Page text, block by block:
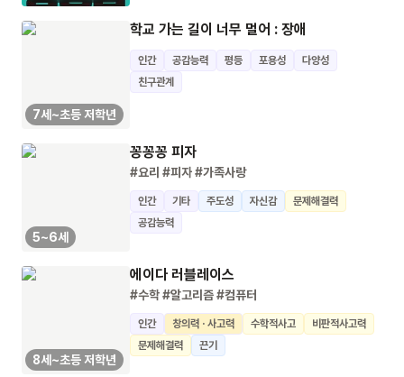
7세~초등 저학년
학교 가는 길이 너무 멀어 : 장애
인간 공감능력 평등 포용성
다양성
친구관계
5~6세
꽁꽁꽁 피자
#요리 #피자#가족사랑
인간 기타 주도성 자신감
문제해결력
공감능력
8세~초등 저학년
에이다 러블레이스
#수학#알고리즘#컴퓨터
인간 창의력 · 사고력 수학적사고
비판적사고력
문제해결력
끈기